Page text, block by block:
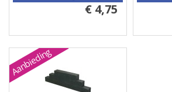
€ 4,75
Aanbieding